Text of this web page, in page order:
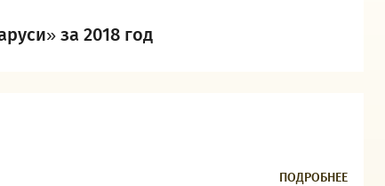
за 2018 год
ПОДРОБНЕЕ